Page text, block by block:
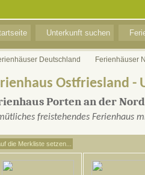
Unterkunft suchen
Deutschland Ferienhäuser
Ostfriesland -
Porten an der
freistehendes Ferienhaus
die Merkliste setzen...